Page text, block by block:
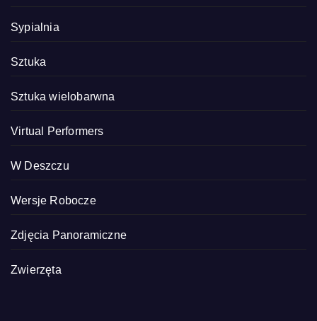
Sypialnia
Sztuka
Sztuka wielobarwna
Virtual Performers
W Deszczu
Wersje Robocze
Zdjęcia Panoramiczne
Zwierzęta